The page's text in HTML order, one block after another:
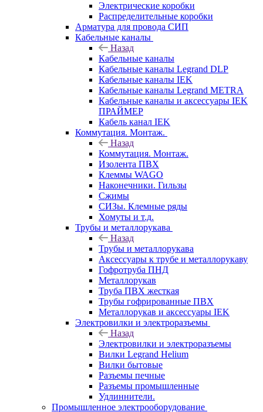
Электрические коробки
Распределительные коробки
Арматура для провода СИП
Кабельные каналы
Назад
Кабельные каналы
Кабельные каналы Legrand DLP
Кабельные каналы IEK
Кабельные каналы Legrand METRA
Кабельные каналы и аксессуары IEK
ПРАЙМЕР
Кабель канал IEK
Коммутация. Монтаж.
Назад
Коммутация. Монтаж.
Изолента ПВХ
Клеммы WAGO
Наконечники. Гильзы
Сжимы
СИЗы. Клемные ряды
Хомуты и т.д.
Трубы и металлорукава
Назад
Трубы и металлорукава
Аксессуары к трубе и металлорукаву
Гофротруба ПНД
Металлорукав
Труба ПВХ жесткая
Трубы гофрированные ПВХ
Металлорукав и аксессуары IEK
Электровилки и электроразъемы
Назад
Электровилки и электроразъемы
Вилки Legrand Helium
Вилки бытовые
Разъемы печные
Разъемы промышленные
Удлиннители.
Промышленное электрооборудование